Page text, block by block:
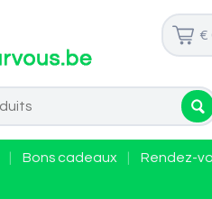
€
Bons cadeaux
Rendez-